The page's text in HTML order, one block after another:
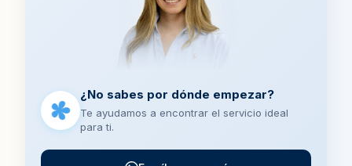
¿No sabes por dónde empezar?
Te ayudamos a encontrar el servicio ideal
para ti.